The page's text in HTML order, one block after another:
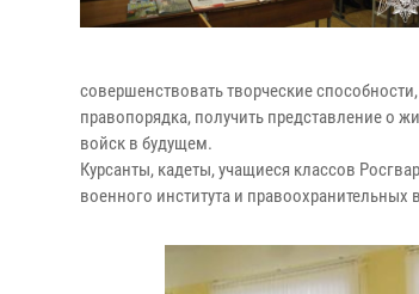
совершенствовать творческие
правопорядка, получить представление о
войск в будущем.
Курсанты, кадеты, учащиеся классов
военного института и